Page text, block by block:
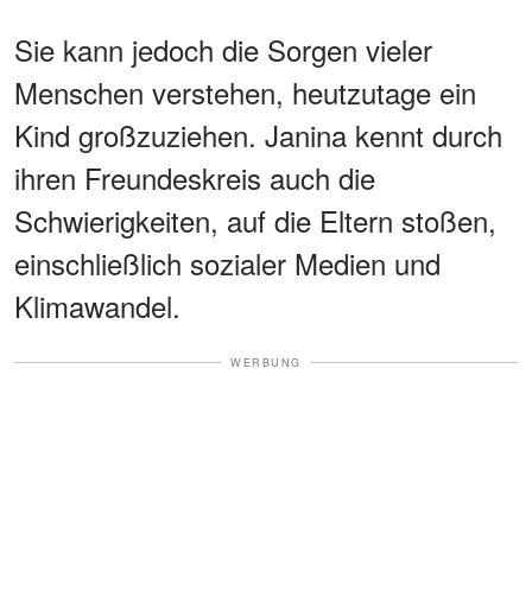
Sie kann jedoch die Sorgen vieler
Menschen verstehen, heutzutage ein
Kind großzuziehen. Janina kennt durch
ihren Freundeskreis auch die
Schwierigkeiten, auf die Eltern stoßen,
einschließlich sozialer Medien und
Klimawandel.
WERBUNG